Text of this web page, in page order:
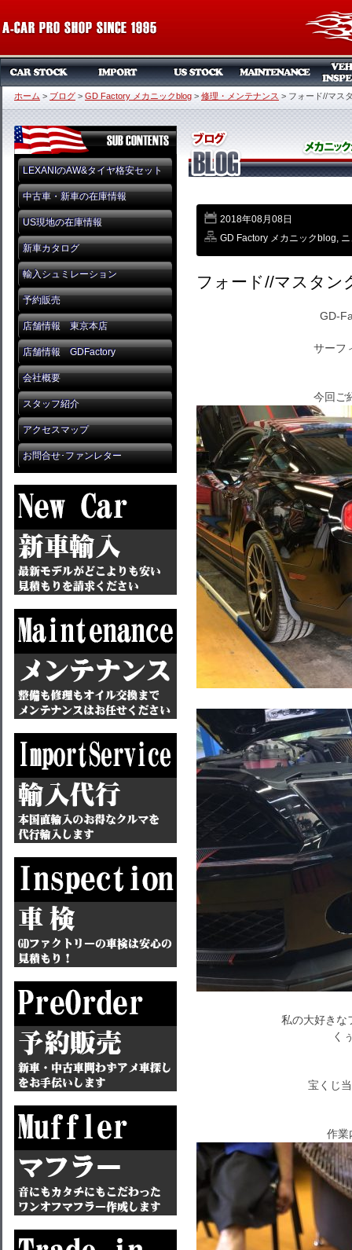
ホーム > ブログ > GD Factory メカニックblog > 修理・メンテナンス > フォード//マス
LEXANIのAW&タイヤ格安セット
中古車・新車の在庫情報
US現地の在庫情報
新車カタログ
輸入シュミレーション
予約販売
店舗情報 東京本店
店舗情報 GDFactory
会社概要
スタッフ紹介
アクセスマップ
お問合せ･ファンレター
2018年08月08日
GD Factory メカニックblog,
フォード//マスタン
GD-
サーフ
今回ご
私の大好きな
く
宝くじ
作業